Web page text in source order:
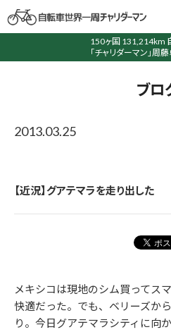
150ヶ国 131,214km
「チャリダーマン」周
ブロ
2013.03.25
【近況】グアテマラを走り出した
メキシコは現地のシム買ってス
快適だった。でも、ベリーズか
り。今日グアテマラシティに向